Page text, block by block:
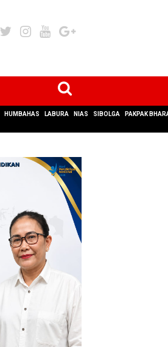
HUMBAHAS LABURA NIAS SIBOLGA PAKPAK